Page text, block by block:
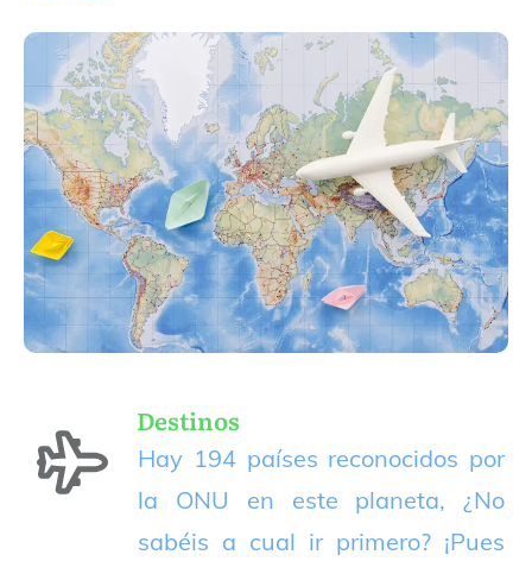
Destinos
Hay 194 países reconocidos por
la ONU en este planeta, ¿No
sabéis a cual ir primero? ¡Pues